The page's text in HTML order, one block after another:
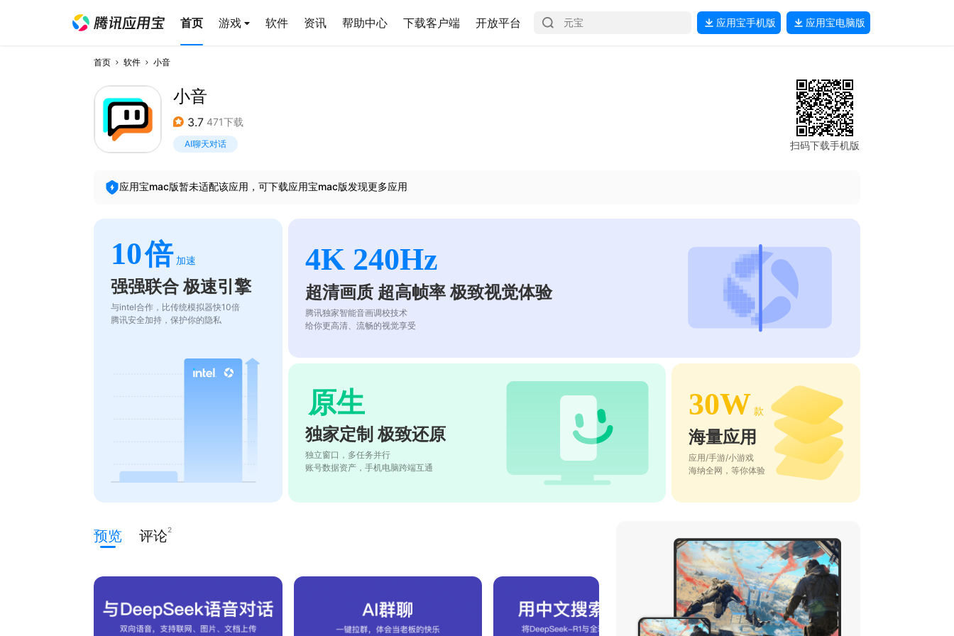
首页 游戏 软件 资讯 帮助中心 下载客户端 开放平台 应用宝手机版 应用宝电脑版
首页 软件 小音
小音
3.7 471下载
AI聊天对话 扫码下载手机版
应用宝mac版暂未适配该应用，可下载应用宝mac版发现更多应用
10倍 加速
强强联合 极速引擎
与intel合作，比传统模拟器快10倍
腾讯安全加持，保护你的隐私
4K 240Hz
超清画质 超高帧率 极致视觉体验
腾讯独家智能音画调校技术
给你更高清、流畅的视觉享受
原生
独家定制 极致还原
独立窗口，多任务并行
账号数据资产，手机电脑跨端互通
30W 款
海量应用
应用/手游/小游戏
海纳全网，等你体验
预览 评论2